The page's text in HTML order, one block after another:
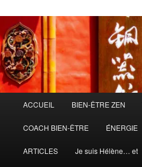
principal
ACCUEIL BIEN-ÊTRE ZEN
COACH BIEN-ÊTRE ÉNERGIE
ARTICLES Je suis Hélène… et